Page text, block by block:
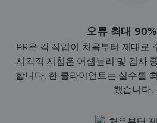
오류 최대
AR은 각 작업이 처음부터 제대로
시각적 지침은 어셈블리 및 검사
합니다. 한 클라이언트는 실수를
했습니다.